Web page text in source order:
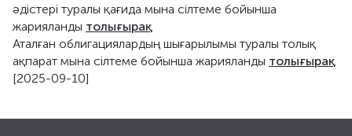
әдістері туралы қағида мына сілтеме бойынша
жарияланды толығырақ
Аталған облигациялардың шығарылымы туралы толық
ақпарат мына сілтеме бойынша жарияланды толығырақ
[2025-09-10]